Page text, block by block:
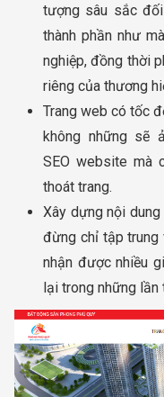
tượng sâu sắc
thành phần như
nghiệp, đồng thời
riêng của thương
Trang web có tốc
không những sẽ
SEO website mà
thoát trang.
Xây dựng nội
đừng chỉ tập trung
nhận được nhiều
lại trong những lần